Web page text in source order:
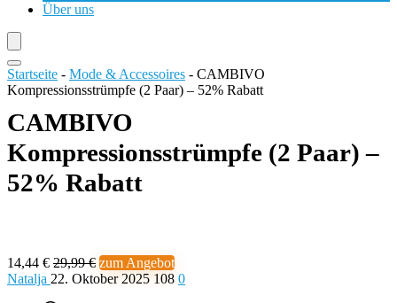
Über uns
Startseite - Mode & Accessoires - CAMBIVO
Kompressionsstrümpfe (2 Paar) – 52% Rabatt
CAMBIVO
Kompressionsstrümpfe (2 Paar) –
52% Rabatt
14,44 € 29,99 € zum Angebot
Natalja 22. Oktober 2025 108 0